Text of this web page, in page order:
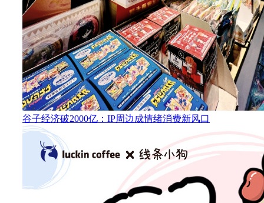
谷子经济破2000亿：IP周边成情绪消费新风口